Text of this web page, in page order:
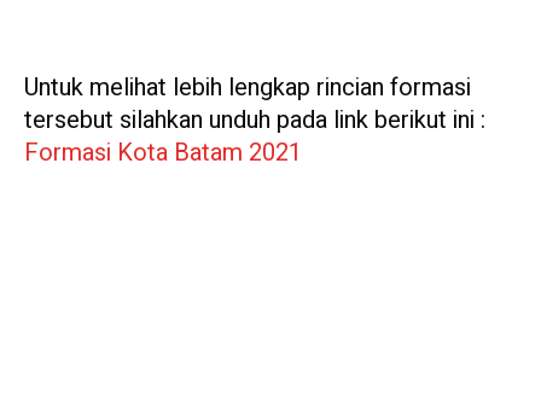
Untuk melihat lebih lengkap rincian formasi
tersebut silahkan unduh pada link berikut ini :
Formasi Kota Batam 2021